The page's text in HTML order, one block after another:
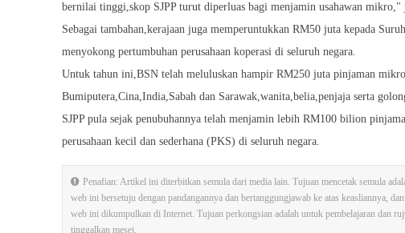
bernilai tinggi,skop SJPP turut diperluas bagi menjamin usahawan mikro,"
Sebagai tambahan,kerajaan juga memperuntukkan RM50 juta kepada
menyokong pertumbuhan perusahaan koperasi di seluruh negara.
Untuk tahun ini,BSN telah meluluskan hampir RM250 juta pinjaman
Bumiputera,Cina,India,Sabah dan Sarawak,wanita,belia,penjaja serta
SJPP pula sejak penubuhannya telah menjamin lebih RM100 bilion
perusahaan kecil dan sederhana (PKS) di seluruh negara.
Penafian: Artikel ini diterbitkan semula dari media lain. Tujuan mencetak semula
web ini bersetuju dengan pandangannya dan bertanggungjawab ke atas keasliannya,
web ini dikumpulkan di Internet. Tujuan perkongsian adalah untuk pembelajaran dan
tinggalkan mesej.